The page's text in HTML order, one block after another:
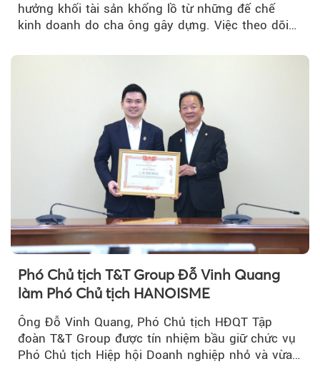
hưởng khối tài sản khổng lồ từ những đế chế
kinh doanh do cha ông gây dựng. Việc theo dõi
Phó Chủ tịch T&T Group Đỗ Vinh Quang
làm Phó Chủ tịch HANOISME
Ông Đỗ Vinh Quang, Phó Chủ tịch HĐQT Tập
đoàn T&T Group được tín nhiệm bầu giữ chức vụ
Phó Chủ tịch Hiệp hội Doanh nghiệp nhỏ và vừa